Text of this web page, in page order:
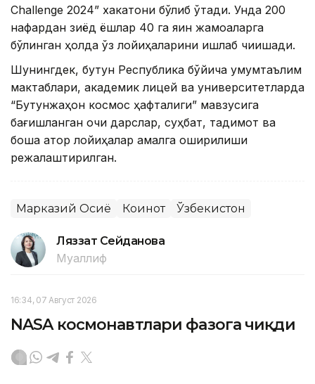
Challenge 2024” хакатони бўлиб ўтади. Унда 200
нафардан зиёд ёшлар 40 га яқин жамоаларга
бўлинган ҳолда ўз лойиҳаларини ишлаб чиқишади.
Шунингдек, бутун Республика бўйича умумтаълим
мактаблари, академик лицей ва университетларда
“Бутунжаҳон космос ҳафталиги” мавзусига
бағишланган очиқ дарслар, суҳбат, тақдимот ва
бошқа қатор лойиҳалар амалга оширилиши
режалаштирилган.
Марказий Осиё Коинот Ўзбекистон
Ляззат Сейданова
Муаллиф
16:34, 07 Август 2026
NASA космонавтлари фазога чиқди